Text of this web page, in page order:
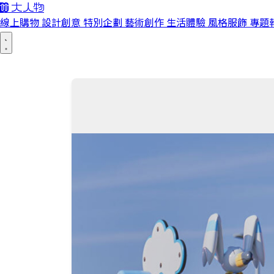
線上購物 設計創意 特別企劃 藝術創作 生活體驗 風格服飾 專題